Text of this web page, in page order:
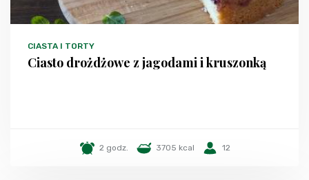
CIASTA I TORTY
Ciasto drożdżowe z jagodami i kruszonką
2 godz. 3705 kcal 12